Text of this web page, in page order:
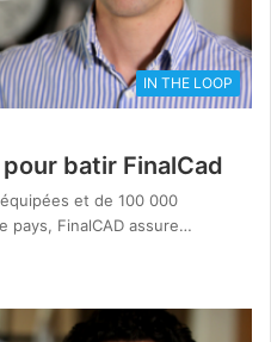
IN THE LOOP
batir FinalCad
et de 100 000
pays, FinalCAD assure…